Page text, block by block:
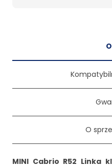
O
MINI Cabrio R52 Linka